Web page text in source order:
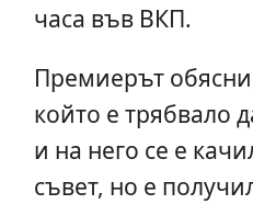
часа във ВКП.
Премиерът
който е трябвало
и на него се е
съвет, но е